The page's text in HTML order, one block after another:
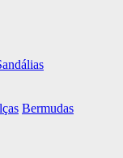
Bermudas